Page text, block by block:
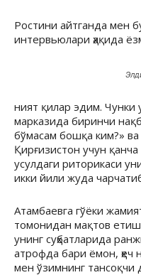
Ростини айтганда мен
интервьюлари ҳақида
ният қилар эдим. Чунки
марказида биринчи
бўмасам бошқа ким?»
Қирғизистон учун
усулдаги риторикаси
икки йили жуда
Атамбаевга гўёки
томонидан мақтов
унинг суҳбатларида
атрофда бари ёмон, ҳеч
мен ўзимнинг тансоқчи